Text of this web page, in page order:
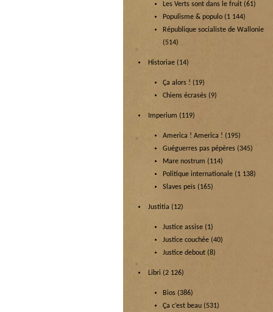
Les Verts sont dans le fruit (61)
Populisme & populo (1 144)
République socialiste de Wallonie
(514)
Historiae (14)
Ça alors ! (19)
Chiens écrasés (9)
Imperium (119)
America ! America ! (195)
Guéguerres pas pépères (345)
Mare nostrum (114)
Politique internationale (1 138)
Slaves peïs (165)
Justitia (12)
Justice assise (1)
Justice couchée (40)
Justice debout (8)
Libri (2 126)
Bios (386)
Ça c’est beau (531)